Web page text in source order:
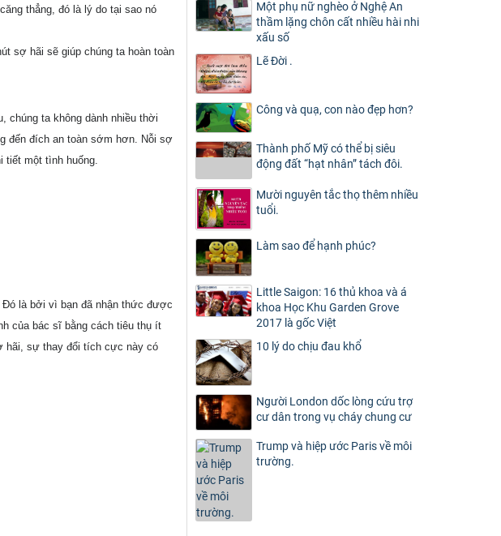
thẳng, đó là lý do tại sao nó
sợ hãi sẽ giúp chúng ta hoàn toàn
chúng ta không dành nhiều thời
đến đích an toàn sớm hơn. Nỗi sợ
tiết một tình huống.
Đó là bởi vì bạn đã nhận thức được
của bác sĩ bằng cách tiêu thụ ít
hãi, sự thay đổi tích cực này có
Một phụ nữ nghèo ở Nghệ An
thầm lặng chôn cất nhiều hài nhi
xấu số
Lẽ Đời .
Công và quạ, con nào đẹp hơn?
Thành phố Mỹ có thể bị siêu
động đất “hạt nhân” tách đôi.
Mười nguyên tắc thọ thêm nhiều
tuổi.
Làm sao để hạnh phúc?
Little Saigon: 16 thủ khoa và á
khoa Học Khu Garden Grove
2017 là gốc Việt
10 lý do chịu đau khổ
Người London dốc lòng cứu trợ
cư dân trong vụ cháy chung cư
Trump và hiệp ước Paris về môi
trường.